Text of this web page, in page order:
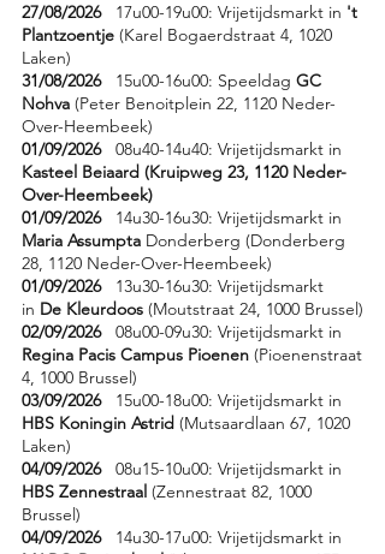
27/08/202617u00-19u00: Vrijetijdsmarkt in 't
Plantzoentje (Karel Bogaerdstraat 4, 1020
Laken)
31/08/202615u00-16u00: Speeldag GC
Nohva (Peter Benoitplein 22, 1120 Neder-
Over-Heembeek)
01/09/202608u40-14u40: Vrijetijdsmarkt in
Kasteel Beiaard (Kruipweg 23, 1120 Neder-
Over-Heembeek)
01/09/202614u30-16u30: Vrijetijdsmarkt in
Maria Assumpta Donderberg (Donderberg
28, 1120 Neder-Over-Heembeek)
01/09/202613u30-16u30: Vrijetijdsmarkt
in De Kleurdoos (Moutstraat 24, 1000 Brussel)
02/09/202608u00-09u30: Vrijetijdsmarkt in
Regina Pacis Campus Pioenen (Pioenenstraat
4, 1000 Brussel)
03/09/202615u00-18u00: Vrijetijdsmarkt in
HBS Koningin Astrid (Mutsaardlaan 67, 1020
Laken)
04/09/202608u15-10u00: Vrijetijdsmarkt in
HBS Zennestraal (Zennestraat 82, 1000
Brussel)
04/09/2026
14u30-17u00: Vrijetijdsmarkt in